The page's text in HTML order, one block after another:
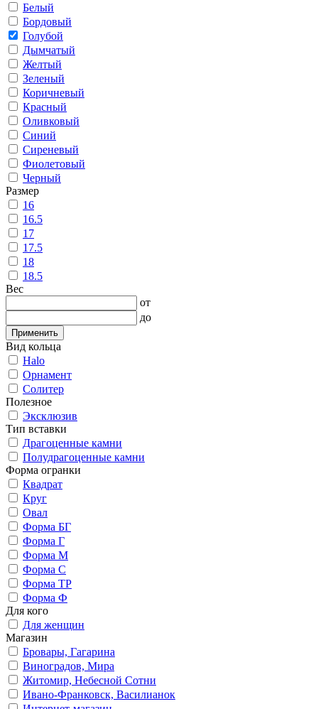
Белый
Бордовый
Голубой
Дымчатый
Желтый
Зеленый
Коричневый
Красный
Оливковый
Синий
Сиреневый
Фиолетовый
Черный
Размер
16
16.5
17
17.5
18
18.5
Вес
от
до
Применить
Вид кольца
Halo
Орнамент
Солитер
Полезное
Эксклюзив
Тип вставки
Драгоценные камни
Полудрагоценные камни
Форма огранки
Квадрат
Круг
Овал
Форма БГ
Форма Г
Форма М
Форма С
Форма ТР
Форма Ф
Для кого
Для женщин
Магазин
Бровары, Гагарина
Виноградов, Мира
Житомир, Небесной Сотни
Ивано-Франковск, Василианок